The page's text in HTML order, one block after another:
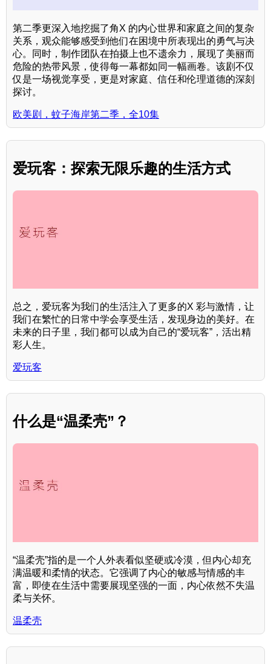
第二季更深入地挖掘了角X 的内心世界和家庭之间的复杂
关系，观众能够感受到他们在困境中所表现出的勇气与决
心。同时，制作团队在拍摄上也不遗余力，展现了美丽而
危险的热带风景，使得每一幕都如同一幅画卷。该剧不仅
仅是一场视觉享受，更是对家庭、信任和伦理道德的深刻
探讨。
欧美剧，蚊子海岸第二季，全10集
爱玩客：探索无限乐趣的生活方式
总之，爱玩客为我们的生活注入了更多的X 彩与激情，让
我们在繁忙的日常中学会享受生活，发现身边的美好。在
未来的日子里，我们都可以成为自己的“爱玩客”，活出精
彩人生。
爱玩客
什么是“温柔壳”？
“温柔壳”指的是一个人外表看似坚硬或冷漠，但内心却充
满温暖和柔情的状态。它强调了内心的敏感与情感的丰
富，即使在生活中需要展现坚强的一面，内心依然不失温
柔与关怀。
温柔壳